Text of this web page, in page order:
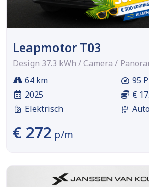
Leapmotor T03
Design 37.3 kWh / Camera /
64 km
2025
Elektrisch
95
€
€ 272 p/m